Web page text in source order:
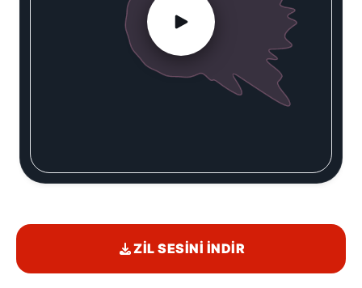
ZIL SESINI İNDIR